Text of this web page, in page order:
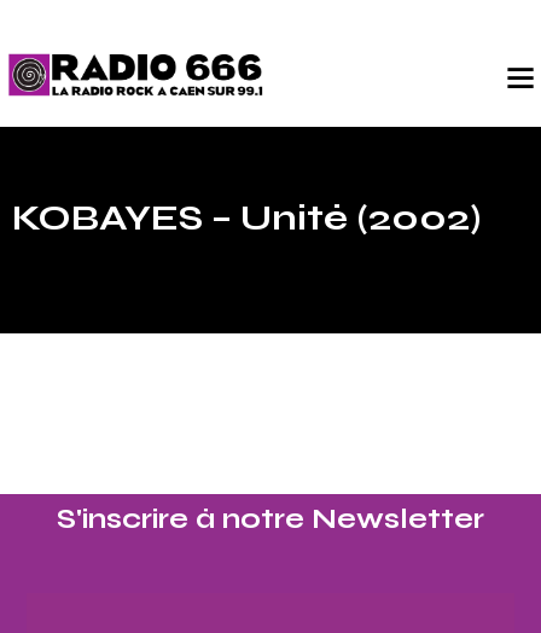
KOBAYES – Unité (2002)
S'inscrire à notre Newsletter​